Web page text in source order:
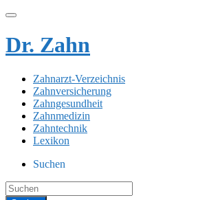
Dr. Zahn
Zahnarzt-Verzeichnis
Zahnversicherung
Zahngesundheit
Zahnmedizin
Zahntechnik
Lexikon
Suchen